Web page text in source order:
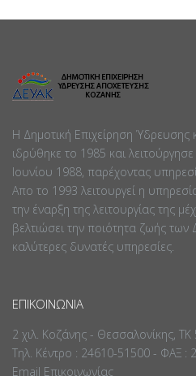
Η Δημοτική Επιχείρηση Ύδρευσης
ιδρύθηκε το 1985 και
Ιουνίου 1988, παρέχοντας
Απο το 1993 λειτουργεί η
την έναρξη της λειτουργίας της
βελτιώσει την ποιότητα ζωής
καλύτερες δυνατές υπηρεσίες.
ΕΠΙΚΟΙΝΩΝΊΑ
2 χιλ. Κοζάνης - Θεσσαλονίκης,
Τηλ. Κέντρο : 24610-51500 - ΦΑΞ :
Email Επικοινωνίας